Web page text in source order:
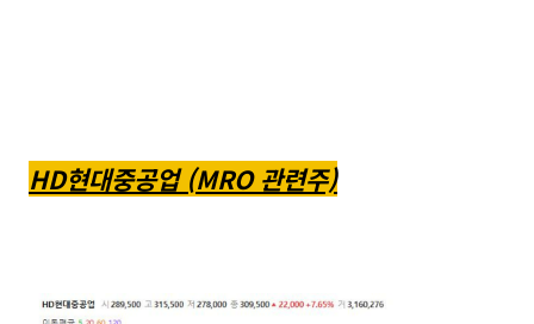
HD현대중공업 (MRO 관련주)